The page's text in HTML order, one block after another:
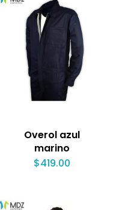
Overol azul
marino
$419.00